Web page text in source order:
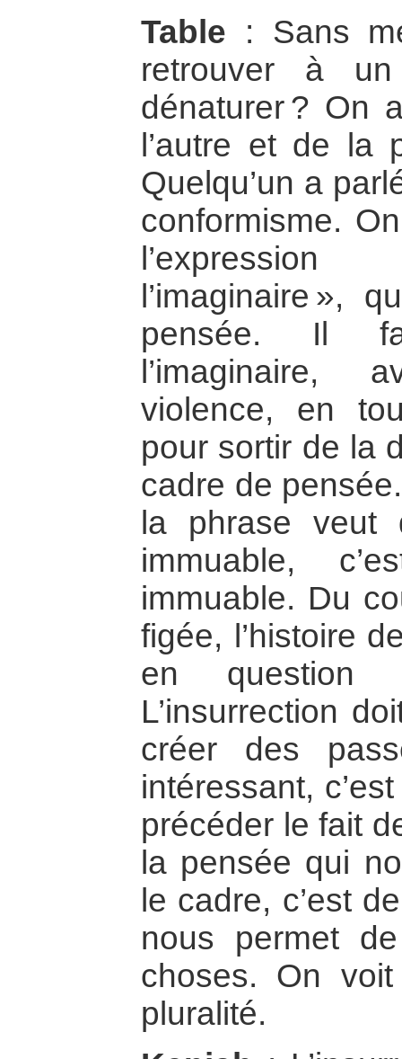
Table : Sans
retrouver à
dénaturer ? On
l’autre et de la
Quelqu’un a
conformisme.
l’imaginaire
pensée. Il
l’imaginaire,
violence, en
pour sortir de la
cadre de
la phrase
immuable,
immuable. Du
figée, l’histoire
en question
L’insurrection
créer des
intéressant,
précéder le fait
la pensée qui
le cadre, c’est
nous permet
choses. On
pluralité.